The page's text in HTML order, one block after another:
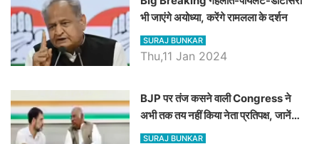
भी जाएंगे अयोध्या, करेंगे रामलला के दर्शन
SURAJ BUNKAR
Thu,11 Jan 2024
BJP पर तंज कसने वाली Congress ने
अभी तक तय नहीं किया नेता प्रतिपक्ष, जानें
कौन होगा दावेदार
SURAJ BUNKAR